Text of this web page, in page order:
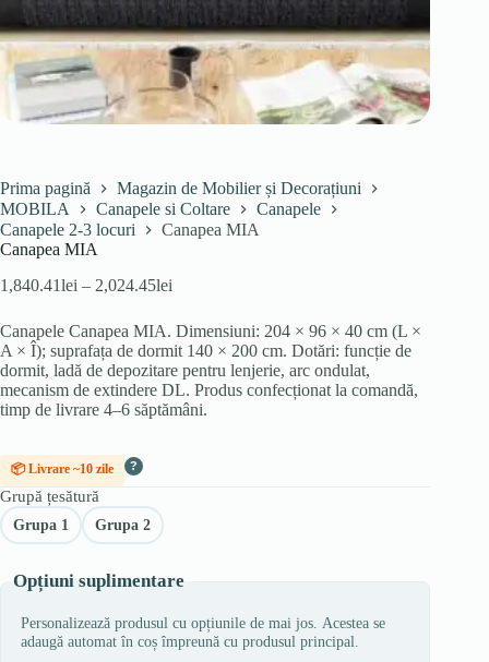
Prima pagină
Magazin de Mobilier și Decorațiuni
MOBILA
Canapele si Coltare
Canapele
Canapele 2-3 locuri
Canapea MIA
Canapea MIA
1,840.41lei – 2,024.45lei
prețuri:
1,840.41lei
până
la
2,024.45lei
Canapele Canapea MIA. Dimensiuni: 204 × 96 × 40 cm (L ×
A × Î); suprafața de dormit 140 × 200 cm. Dotări: funcție de
dormit, ladă de depozitare pentru lenjerie, arc ondulat,
mecanism de extindere DL. Produs confecționat la comandă,
timp de livrare 4–6 săptămâni.
📦 Livrare ~10 zile ?
Grupă țesătură
Grupa 1 Grupa 2
Opțiuni suplimentare
Personalizează produsul cu opțiunile de mai jos. Acestea se
adaugă automat în coș împreună cu produsul principal.